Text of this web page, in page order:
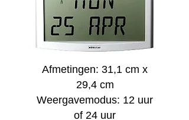
Afmetingen: 31,1 cm x
29,4 cm
Weergavemodus: 12 uur
of 24 uur